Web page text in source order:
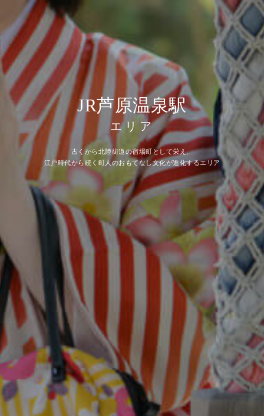
JR芦原温泉駅
エリア
古くから北陸街道の宿場町として栄え、
江戸時代から続く町人のおもてなし文化が進化するエリア